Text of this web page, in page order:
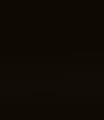
ofta
Betalda